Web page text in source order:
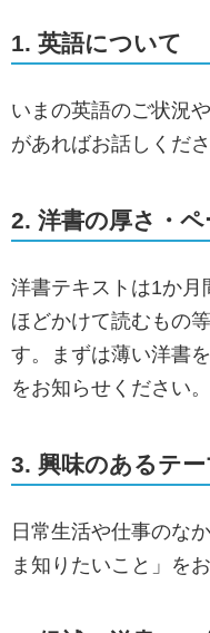
1. 英語について
いまの英語のご状況
があればお話しくださ
2. 洋書の厚さ・
洋書テキストは1か月
ほどかけて読むもの
す。まずは薄い洋書
をお知らせください。
3. 興味のあるテ
日常生活や仕事のな
ま知りたいこと」を